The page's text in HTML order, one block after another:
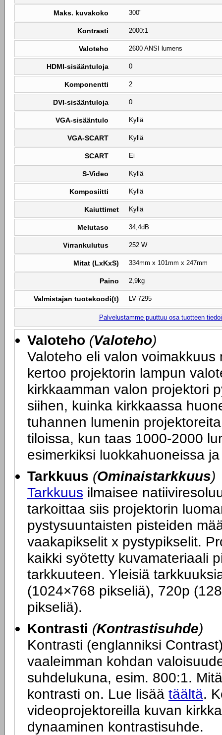
Maks. kuvakoko 300"
Kontrasti 2000:1
Valoteho 2600 ANSI lumens
HDMI-sisääntuloja 0
Komponentti 2
DVI-sisääntuloja 0
VGA-sisääntulo Kyllä
VGA-SCART Kyllä
SCART Ei
S-Video Kyllä
Komposiitti Kyllä
Kaiuttimet Kyllä
Melutaso 34,4dB
Virrankulutus 252 W
Mitat (LxKxS) 334mm x 101mm x 247mm
Paino 2,9kg
Valmistajan tuotekoodi(t) LV-7295
Palvelustamme puuttuu osa tuotteen
Valoteho (Valoteho)
Valoteho eli valon
kertoo projektorin lampun
kirkkaamman valon projektori
siihen, kuinka kirkkaassa
tuhannen lumenin
tiloissa, kun taas 1000-2000
esimerkiksi luokkahuoneissa
Tarkkuus (Ominaistarkkuus)
Tarkkuus ilmaisee
tarkoittaa siis projektorin
pystysuuntaisten pisteiden
vaakapikselit x pystypikselit.
kaikki syötetty kuvamateriaali
tarkkuuteen. Yleisiä
(1024×768 pikseliä), 720p
pikseliä).
Kontrasti (Kontrastisuhde)
Kontrasti (englanniksi
vaaleimman kohdan
suhdelukuna, esim. 800:1.
kontrasti on. Lue lisää täältä.
videoprojektoreilla kuvan
dynaaminen kontrastisuhde.